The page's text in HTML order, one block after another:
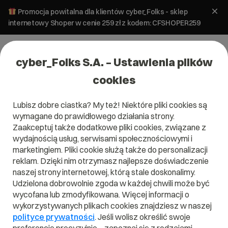
Promocja powitalna dla klientów cyber_Folks - sklep
internetowy Shoper w cenie 259 zł z kodem: CFSHOPER259
Czym jest TDD?
Przeczytaj czym jestTDDw naszym słowniku.
Pomoże Ci to lepiej zrozumieć, czym dokładnie jestTDD
cyber_Folks S.A. – Ustawienia plików
cookies
Lubisz dobre ciastka? My też! Niektóre pliki cookies są
wymagane do prawidłowego działania strony.
Zaakceptuj także dodatkowe pliki cookies, związane z
wydajnością usług, serwisami społecznościowymi i
marketingiem. Pliki cookie służą także do personalizacji
reklam. Dzięki nim otrzymasz najlepsze doświadczenie
naszej strony internetowej, którą stale doskonalimy.
Udzielona dobrowolnie zgoda w każdej chwili może być
wycofana lub zmodyfikowana. Więcej informacji o
wykorzystywanych plikach cookies znajdziesz w naszej
polityce prywatności. Jeśli wolisz określić swoje